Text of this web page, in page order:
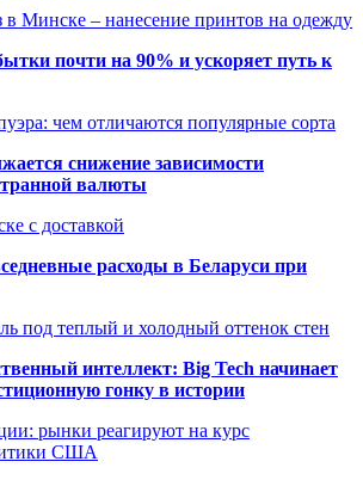
в Минске – нанесение принтов на одежду
почти на 90% и ускоряет путь к
чем отличаются популярные сорта
снижение зависимости
валюты
с доставкой
расходы в Беларуси при
под теплый и холодный оттенок стен
интеллект: Big Tech начинает
гонку в истории
рынки реагируют на курс
США